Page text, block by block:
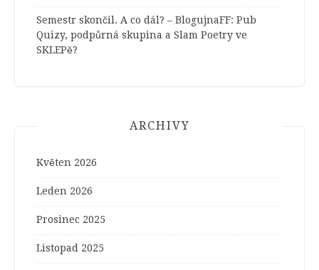
Semestr skončil. A co dál? – BlogujnaFF: Pub
Quizy, podpůrná skupina a Slam Poetry ve
SKLEPě?
ARCHIVY
Květen 2026
Leden 2026
Prosinec 2025
Listopad 2025